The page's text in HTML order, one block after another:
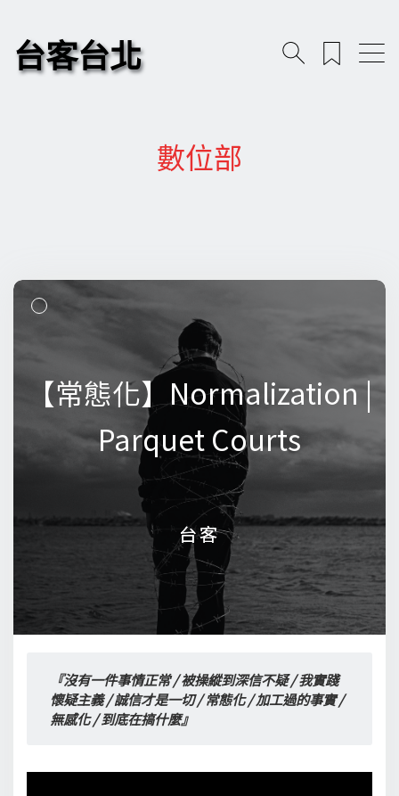
台客台北
數位部
【常態化】Normalization |
Parquet Courts
台客
【常態化】Normalization |
Parquet Courts
台客
『沒有一件事情正常 / 被操縱到深信不疑 / 我實踐
懷疑主義 / 誠信才是一切 / 常態化 / 加工過的事實 /
無感化 / 到底在搞什麼』